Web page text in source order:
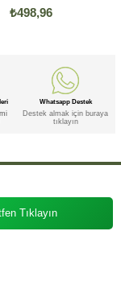
₺498,96
Whatsapp Destek
Destek almak için buraya
tıklayın
Tıklayın